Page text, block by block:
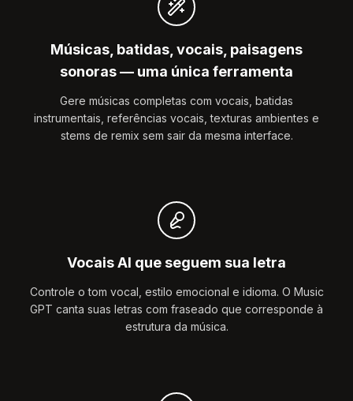
Músicas, batidas, vocais, paisagens
sonoras — uma única ferramenta
Gere músicas completas com vocais, batidas
instrumentais, referências vocais, texturas ambientes e
stems de remix sem sair da mesma interface.
Vocais AI que seguem sua letra
Controle o tom vocal, estilo emocional e idioma. O Music
GPT canta suas letras com fraseado que corresponde à
estrutura da música.